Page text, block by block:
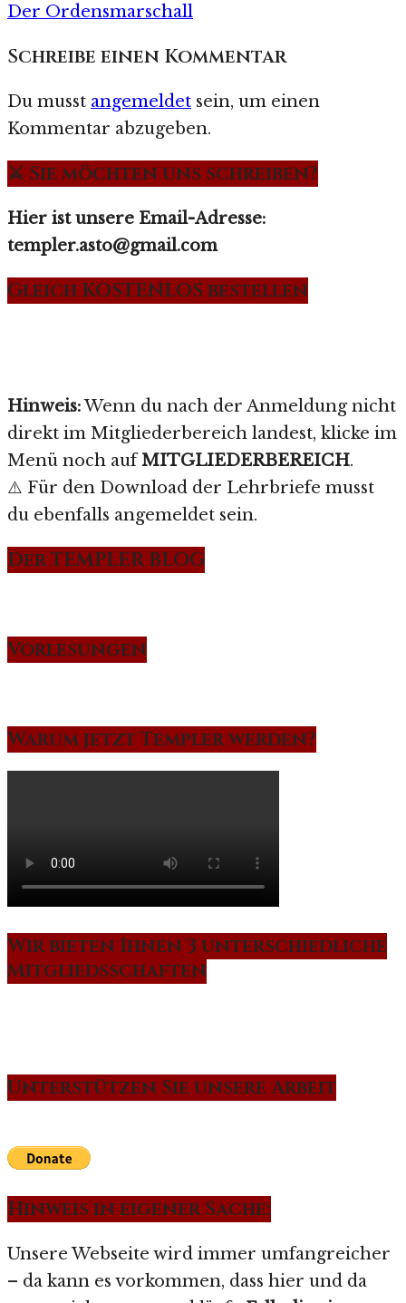
Der Ordensmarschall
Schreibe einen Kommentar
Du musst angemeldet sein, um einen
Kommentar abzugeben.
⚔️ Sie möchten uns schreiben?
Hier ist unsere Email-Adresse:
templer.asto@gmail.com
Gleich KOSTENLOS bestellen
Hinweis:Wenn du nach der Anmeldung nicht
direkt im Mitgliederbereich landest, klicke im
Menü noch aufMITGLIEDERBEREICH.
⚠️ Für den Download der Lehrbriefe musst
du ebenfalls angemeldet sein.
Der TEMPLER BLOG
Vorlesungen
Warum jetzt Templer werden?
Wir bieten Ihnen 3 unterschiedliche
Mitgliedsschaften
Unterstützen Sie unsere Arbeit
Hinweis in eigener Sache:
Unsere Webseite wird immer umfangreicher
– da kann es vorkommen, dass hier und da